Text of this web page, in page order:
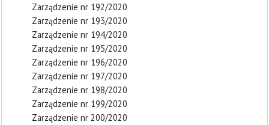
Zarządzenie nr 192/2020
Zarządzenie nr 193/2020
Zarządzenie nr 194/2020
Zarządzenie nr 195/2020
Zarządzenie nr 196/2020
Zarządzenie nr 197/2020
Zarządzenie nr 198/2020
Zarządzenie nr 199/2020
Zarządzenie nr 200/2020